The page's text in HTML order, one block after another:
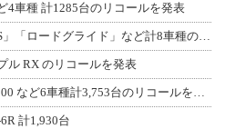
4車種 計1285台のリコールを発表
【ハーレー】「スポーツスターS」「ロードグライド」など計8車種のリコールを発表
ル RX のリコールを発表
【トライアンフ】ボンネビル T100 など6車種計3,753台のリコールを発表
計1,930台